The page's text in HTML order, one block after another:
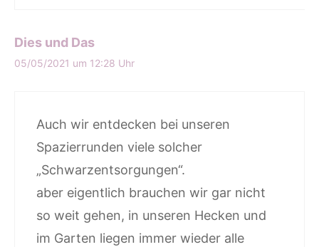
Dies und Das
05/05/2021 um 12:28 Uhr
Auch wir entdecken bei unseren
Spazierrunden viele solcher
„Schwarzentsorgungen“.
aber eigentlich brauchen wir gar nicht
so weit gehen, in unseren Hecken und
im Garten liegen immer wieder alle